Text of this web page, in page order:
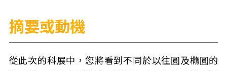
摘要或動機
從此次的科展中，您將看到不同於以往圓及橢圓的